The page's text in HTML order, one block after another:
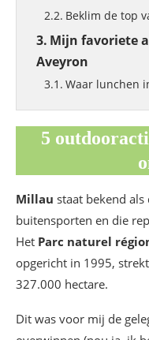
Beklim de top
Mijn favoriete
Aveyron
Waar lunchen
Paume
Waar eten in
5
Millau staat bekend
buitensporten en die
Het Parc naturel
opgericht in 1995,
327.000 hectare.
Dit was voor mij de